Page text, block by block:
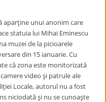
aparţine unui anonim care
statuia lui Mihai Eminescu
muzei de la picioarele
din 15 ianuarie. Cu
căzona este monitorizată
video şi patrule ale
Locale, autorul nu a fost
niciodată şi nu se cunoaşte